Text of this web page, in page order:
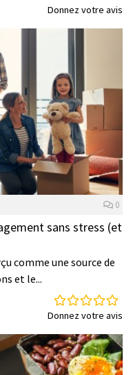
Donnez votre avis
0
sans stress (et
comme une source de
et le...
Donnez votre avis